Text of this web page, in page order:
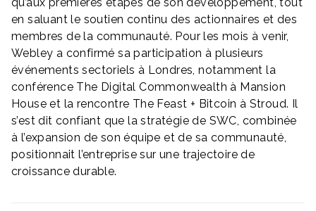
en saluant le soutien continu des actionnaires et des
membres de la communauté. Pour les mois à venir,
Webley a confirmé sa participation à plusieurs
événements sectoriels à Londres, notamment la
conférence The Digital Commonwealth à Mansion
House et la rencontre The Feast + Bitcoin à Stroud. Il
s’est dit confiant que la stratégie de SWC, combinée
à l’expansion de son équipe et de sa communauté,
positionnait l’entreprise sur une trajectoire de
croissance durable.